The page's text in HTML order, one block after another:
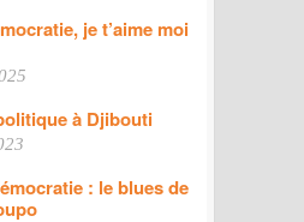
je t’aime moi
à Djibouti
: le blues de